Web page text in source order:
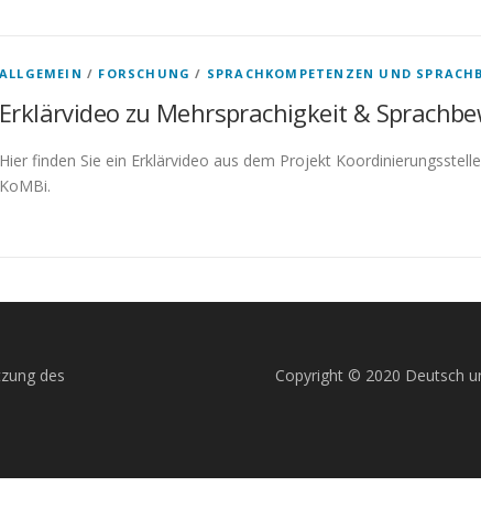
ALLGEMEIN / FORSCHUNG / SPRACHKOMPETENZEN UND
Erklärvideo zu Mehrsprachigkeit &
Hier finden Sie ein Erklärvideo aus dem Projekt
KoMBi.
des Copyright © 2020 Deutsch